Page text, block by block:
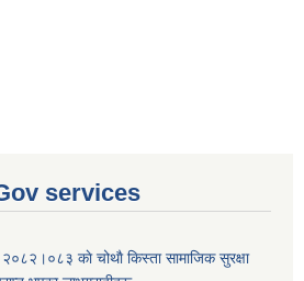
services
काे चोथाै‌ किस्ता सामाजिक सुरक्षा